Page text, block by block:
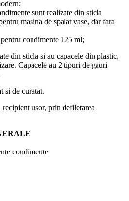
sunt realizate din sticla
masina de spalat vase, dar fara
condimente 125 ml;
din sticla si au capacele din plastic,
Capacele au 2 tipuri de gauri
si de curatat.
usor, prin defiletarea
condimente